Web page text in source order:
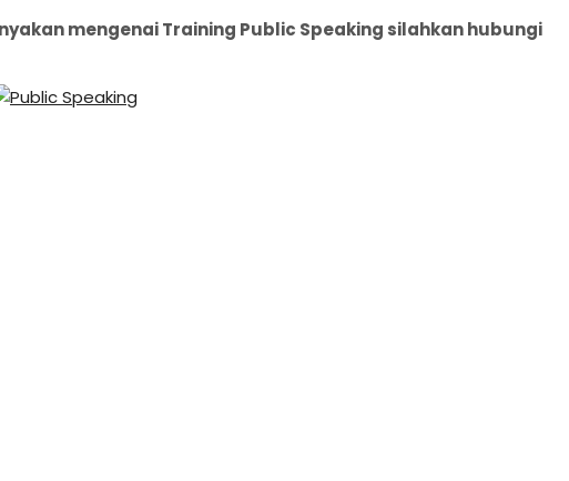
mengenai Training Public Speaking silahkan hubungi